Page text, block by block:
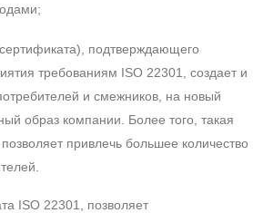
подтверждающего
требованиям ISO 22301, создает и
и смежников, на новый
образ компании. Более того, такая
привлечь большее количество
ISO 22301, позволяет